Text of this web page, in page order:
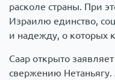
расколе страны. При
Израилю единство,
и надежду, о которых
Саар открыто
свержению Нетаньягу.